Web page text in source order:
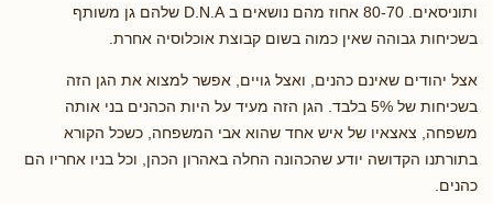
ותוניסאים. 80-70 אחוז מהם נושאים ב D.N.A שלהם גן משותף
בשכיחות גבוהה שאין כמוה בשום קבוצת אוכלוסיה אחרת.
אצל יהודים שאינם כהנים, ואצל גויים, אפשר למצוא את הגן הזה
בשכיחות של 5% בלבד. הגן הזה מעיד על היות הכהנים בני אותה
משפחה, צאצאיו של איש אחד שהוא אבי המשפחה, כשכל הקורא
בתורתנו הקדושה יודע שהכהונה החלה באהרון הכהן, וכל בניו אחריו הם
כהנים.